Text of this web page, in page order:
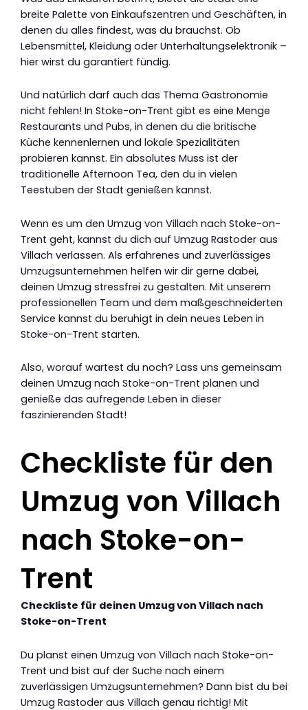
breite Palette von Einkaufszentren und Geschäften, in
denen du alles findest, was du brauchst. Ob
Lebensmittel, Kleidung oder Unterhaltungselektronik –
hier wirst du garantiert fündig.
Und natürlich darf auch das Thema Gastronomie
nicht fehlen! In Stoke-on-Trent gibt es eine Menge
Restaurants und Pubs, in denen du die britische
Küche kennenlernen und lokale Spezialitäten
probieren kannst. Ein absolutes Muss ist der
traditionelle Afternoon Tea, den du in vielen
Teestuben der Stadt genießen kannst.
Wenn es um den Umzug von Villach nach Stoke-on-
Trent geht, kannst du dich auf Umzug Rastoder aus
Villach verlassen. Als erfahrenes und zuverlässiges
Umzugsunternehmen helfen wir dir gerne dabei,
deinen Umzug stressfrei zu gestalten. Mit unserem
professionellen Team und dem maßgeschneiderten
Service kannst du beruhigt in dein neues Leben in
Stoke-on-Trent starten.
Also, worauf wartest du noch? Lass uns gemeinsam
deinen Umzug nach Stoke-on-Trent planen und
genieße das aufregende Leben in dieser
faszinierenden Stadt!
Checkliste für den
Umzug von Villach
nach Stoke-on-
Trent
Checkliste für deinen Umzug von Villach nach
Stoke-on-Trent
Du planst einen Umzug von Villach nach Stoke-on-
Trent und bist auf der Suche nach einem
zuverlässigen Umzugsunternehmen? Dann bist du bei
Umzug Rastoder aus Villach genau richtig! Mit